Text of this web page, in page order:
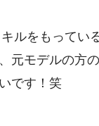
ルをもってい
元モデルの方
です！笑